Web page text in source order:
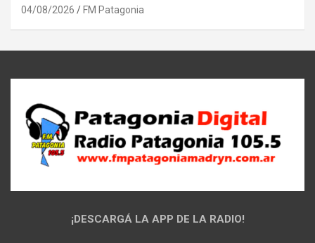
04/08/2026 FM Patagonia
¡DESCARGÁ LA APP DE LA RADIO!